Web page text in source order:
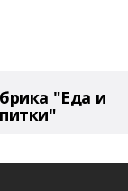
"Еда и